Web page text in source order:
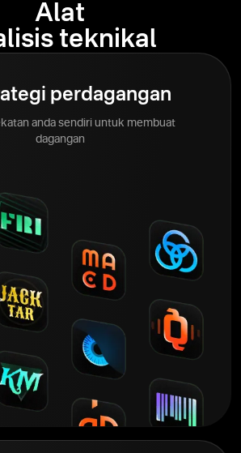
Alat
teknikal
perdagangan
anda sendiri untuk membuat
dagangan